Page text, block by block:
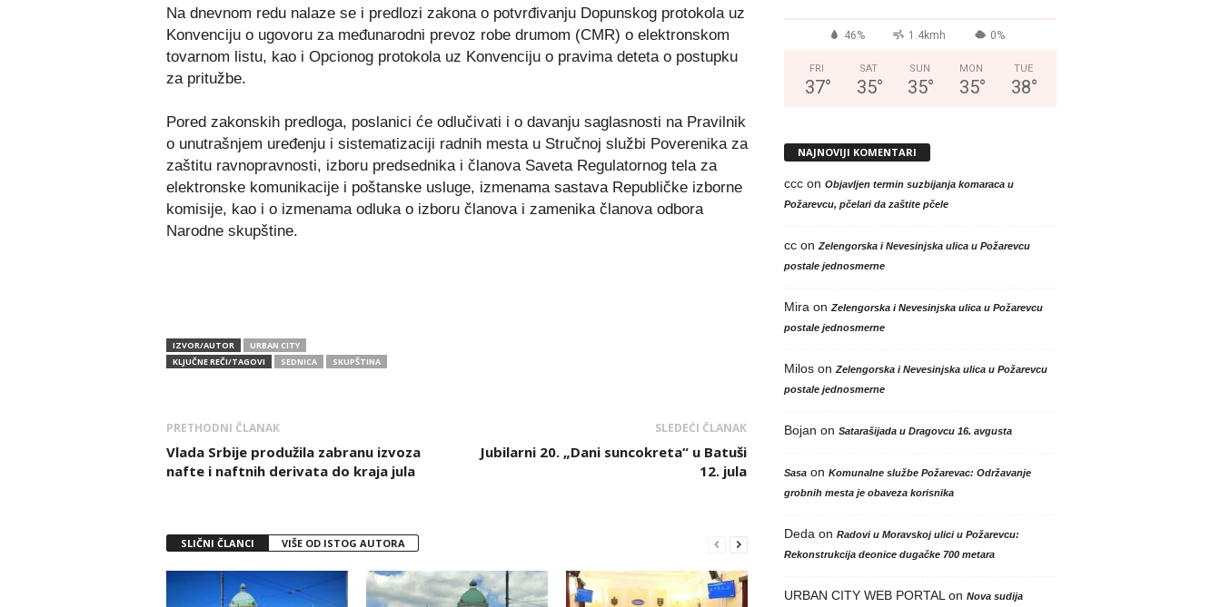
Na dnevnom redu nalaze se i predlozi zakona o potvrđivanju Dopunskog protokola uz
Konvenciju o ugovoru za međunarodni prevoz robe drumom (CMR) o elektronskom
tovarnom listu, kao i Opcionog protokola uz Konvenciju o pravima deteta o postupku
za pritužbe.
Pored zakonskih predloga, poslanici će odlučivati i o davanju saglasnosti na Pravilnik
o unutrašnjem uređenju i sistematizaciji radnih mesta u Stručnoj službi Poverenika za
zaštitu ravnopravnosti, izboru predsednika i članova Saveta Regulatornog tela za
elektronske komunikacije i poštanske usluge, izmenama sastava Republičke izborne
komisije, kao i o izmenama odluka o izboru članova i zamenika članova odbora
Narodne skupštine.
IZVOR/AUTOR
URBAN CITY
KLJUČNE REČI/TAGOVI
SEDNICA SKUPŠTINA
PRETHODNI ČLANAK
Vlada Srbije produžila zabranu izvoza
nafte i naftnih derivata do kraja jula
SLEDEĆI ČLANAK
Jubilarni 20. „Dani suncokreta“ u Batuši
12. jula
SLIČNI ČLANCI VIŠE OD ISTOG AUTORA
46% 1.4kmh 0%
FRI
37°
SAT
35°
SUN
35°
MON
35°
TUE
38°
NAJNOVIJI KOMENTARI
cccon Objavljen termin suzbijanja komaraca u
Požarevcu, pčelari da zaštite pčele
ccon Zelengorska i Nevesinjska ulica u Požarevcu
postale jednosmerne
Mira on Zelengorska i Nevesinjska ulica u Požarevcu
postale jednosmerne
Miloson Zelengorska i Nevesinjska ulica u Požarevcu
postale jednosmerne
Bojan on Satarašijada u Dragovcu 16. avgusta
Sasaon Komunalne službe Požarevac: Održavanje
grobnih mesta je obaveza korisnika
Deda on Radovi u Moravskoj ulici u Požarevcu:
Rekonstrukcija deonice dugačke 700 metara
URBAN CITY WEB PORTAL on Nova sudija